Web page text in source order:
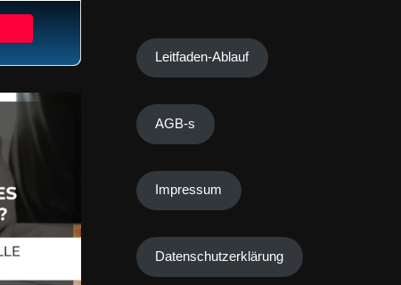
Leitfaden-Ablauf
AGB-s
Impressum
Datenschutzerklärung